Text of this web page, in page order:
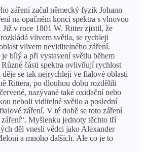
záření začal německý fyzik Johann
na opačném konci spektra s vlnovou
v roce 1801 W. Ritter zjistil, že
vlivem světla, se rychleji
vlivem neviditelného záření.
bílý a při vystavení světlu během
části spektra ovlivňují rychlost
děje se tak nejrychleji ve fialové oblasti
Rittera, po dlouhou dobu rozdělili
nazývané také oxidační nebo
neboli viditelné světlo a poslední
záření. V té době se toto záření
Myšlenku jednoty těchto tří
děl vnesli vědci jako Alexander
a mnoho dalších. Ale co je to